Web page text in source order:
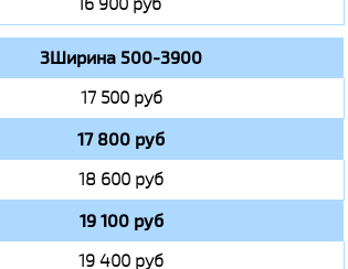
3Ширина 500-3900
17 500 руб
17 800 руб
18 600 руб
19 100 руб
19 400 руб